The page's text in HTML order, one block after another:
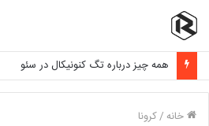
همه چیز درباره تگ کنونیکال در سئو
خانه/کرونا